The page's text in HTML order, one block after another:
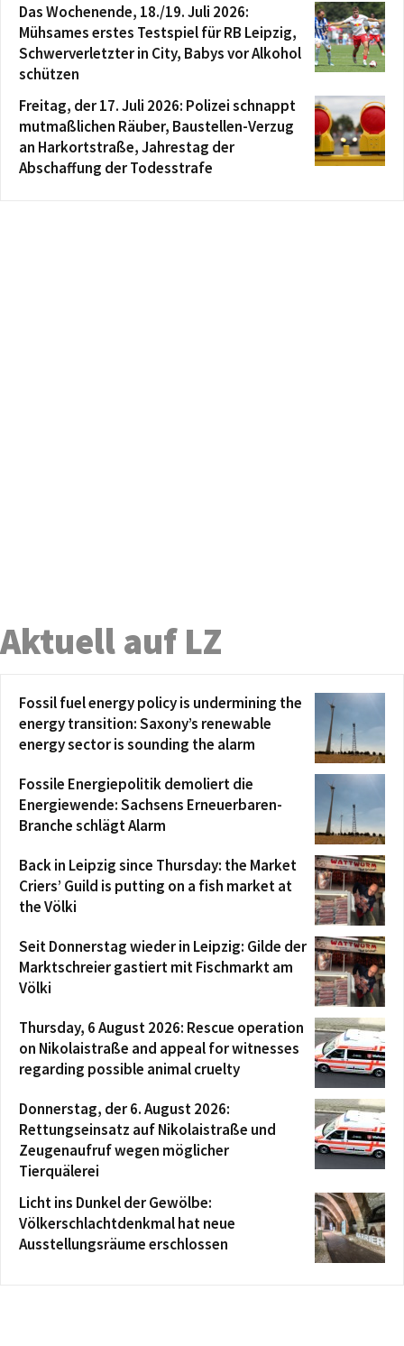
Das Wochenende, 18./19. Juli 2026:
Mühsames erstes Testspiel für RB Leipzig,
Schwerverletzter in City, Babys vor Alkohol
schützen
Freitag, der 17. Juli 2026: Polizei schnappt
mutmaßlichen Räuber, Baustellen-Verzug
an Harkortstraße, Jahrestag der
Abschaffung der Todesstrafe
Aktuell auf LZ
Fossil fuel energy policy is undermining the
energy transition: Saxony’s renewable
energy sector is sounding the alarm
Fossile Energiepolitik demoliert die
Energiewende: Sachsens Erneuerbaren-
Branche schlägt Alarm
Back in Leipzig since Thursday: the Market
Criers’ Guild is putting on a fish market at
the Völki
Seit Donnerstag wieder in Leipzig: Gilde der
Marktschreier gastiert mit Fischmarkt am
Völki
Thursday, 6 August 2026: Rescue operation
on Nikolaistraße and appeal for witnesses
regarding possible animal cruelty
Donnerstag, der 6. August 2026:
Rettungseinsatz auf Nikolaistraße und
Zeugenaufruf wegen möglicher
Tierquälerei
Licht ins Dunkel der Gewölbe:
Völkerschlachtdenkmal hat neue
Ausstellungsräume erschlossen